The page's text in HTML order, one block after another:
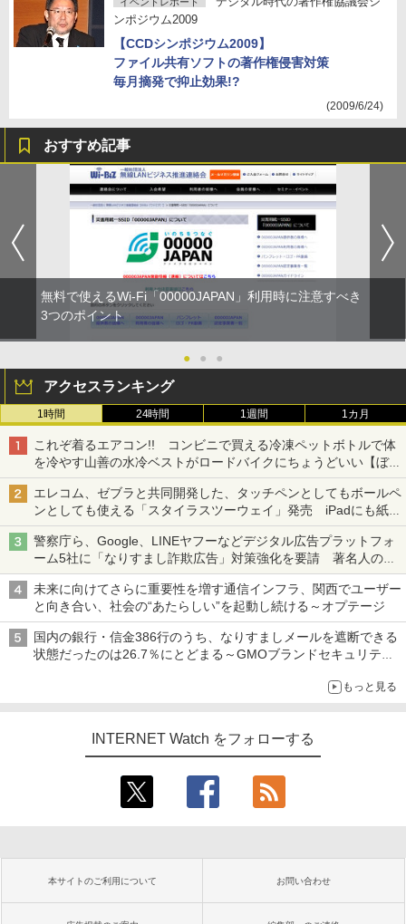
ンポジウム2009
【CCDシンポジウム2009】
ファイル共有ソフトの著作権侵害対策
毎月摘発で抑止効果!?
(2009/6/24)
おすすめ記事
無料で使えるWi-Fi「00000JAPAN」利用時に注意すべき
3つのポイント
● ● ●
アクセスランキング
1時間 24時間 1週間 1カ月
これぞ着るエアコン!! コンビニで買える冷凍ペットボトルで体
を冷やす山善の水冷ベストがロードバイクにちょうどいい【ぼっ
ち・ざ・ろーど！その14】【空いた時間でなにしてる？】
エレコム、ゼブラと共同開発した、タッチペンとしてもボールペ
ンとしても使える「スタイラスツーウェイ」発売 iPadにも紙に
も、持ち替えずに書き込める
警察庁ら、Google、LINEヤフーなどデジタル広告プラットフォ
ーム5社に「なりすまし詐欺広告」対策強化を要請 著名人の写
真や映像を使った投資詐欺などへの対策として
未来に向けてさらに重要性を増す通信インフラ、関西でユーザー
と向き合い、社会の“あたらしい”を起動し続ける～オプテージ
国内の銀行・信金386行のうち、なりすましメールを遮断できる
状態だったのは26.7％にとどまる～GMOブランドセキュリティ
もっと見る
INTERNET Watch をフォローする
本サイトのご利用について お問い合わせ